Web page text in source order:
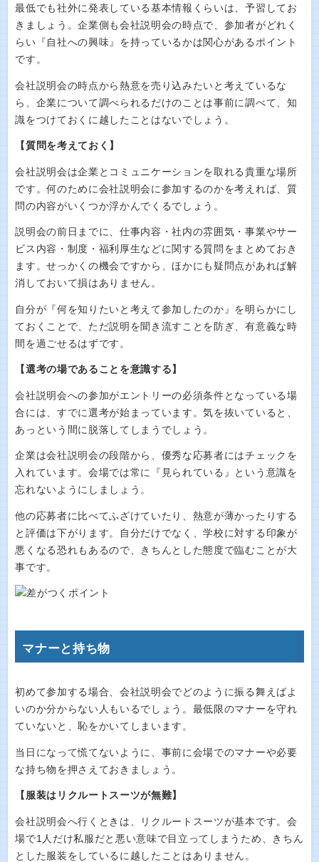
最低でも社外に発表している基本情報くらいは、予習してお
きましょう。企業側も会社説明会の時点で、参加者がどれく
らい『自社への興味』を持っているかは関心があるポイント
です。
会社説明会の時点から熱意を売り込みたいと考えているな
ら、企業について調べられるだけのことは事前に調べて、知
識をつけておくに越したことはないでしょう。
【質問を考えておく】
会社説明会は企業とコミュニケーションを取れる貴重な場所
です。何のために会社説明会に参加するのかを考えれば、質
問の内容がいくつか浮かんでくるでしょう。
説明会の前日までに、仕事内容・社内の雰囲気・事業やサー
ビス内容・制度・福利厚生などに関する質問をまとめておき
ます。せっかくの機会ですから、ほかにも疑問点があれば解
消しておいて損はありません。
自分が『何を知りたいと考えて参加したのか』を明らかにし
ておくことで、ただ説明を聞き流すことを防ぎ、有意義な時
間を過ごせるはずです。
【選考の場であることを意識する】
会社説明会への参加がエントリーの必須条件となっている場
合には、すでに選考が始まっています。気を抜いていると、
あっという間に脱落してしまうでしょう。
企業は会社説明会の段階から、優秀な応募者にはチェックを
入れています。会場では常に『見られている』という意識を
忘れないようにしましょう。
他の応募者に比べてふざけていたり、熱意が薄かったりする
と評価は下がります。自分だけでなく、学校に対する印象が
悪くなる恐れもあるので、きちんとした態度で臨むことが大
事です。
マナーと持ち物
初めて参加する場合、会社説明会でどのように振る舞えばよ
いのか分からない人もいるでしょう。最低限のマナーを守れ
ていないと、恥をかいてしまいます。
当日になって慌てないように、事前に会場でのマナーや必要
な持ち物を押さえておきましょう。
【服装はリクルートスーツが無難】
会社説明会へ行くときは、リクルートスーツが基本です。会
場で1人だけ私服だと悪い意味で目立ってしまうため、きちん
とした服装をしているに越したことはありません。